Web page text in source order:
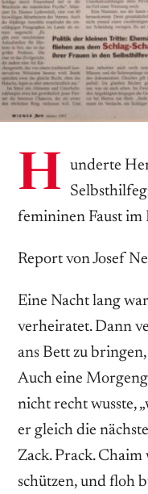
H underte
femininen Faust im
Report von Josef
Eine Nacht lang
verheiratet. Dann
ans Bett zu
Auch eine
nicht recht wusste,
er gleich die
Zack. Prack. Chaim
schützen, und floh